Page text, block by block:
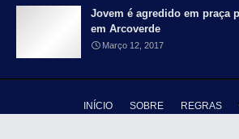
Jovem é agredido em praça
em Arcoverde
Março 12, 2017
INÍCIO SOBRE REGRAS